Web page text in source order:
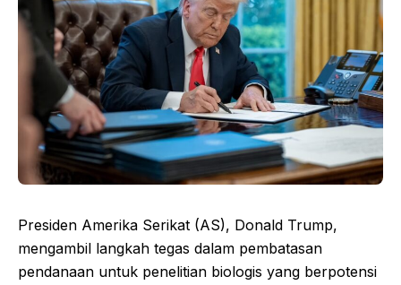
Presiden Amerika Serikat (AS), Donald Trump,
mengambil langkah tegas dalam pembatasan
pendanaan untuk penelitian biologis yang berpotensi